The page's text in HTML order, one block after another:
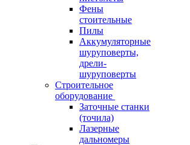
Фены
стоительные
Пилы
Аккумуляторные
шуруповерты,
дрели-
шуруповерты
Строительное
оборудование
Заточные станки
(точила)
Лазерные
дальномеры